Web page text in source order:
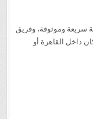
وموثوقة، وفريق
داخل القاهرة أو